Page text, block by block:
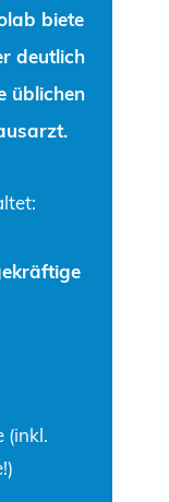
biete
deutlich
üblichen
(inkl.